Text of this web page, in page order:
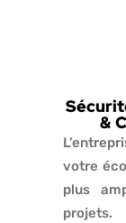
&
votre
plus
projets.